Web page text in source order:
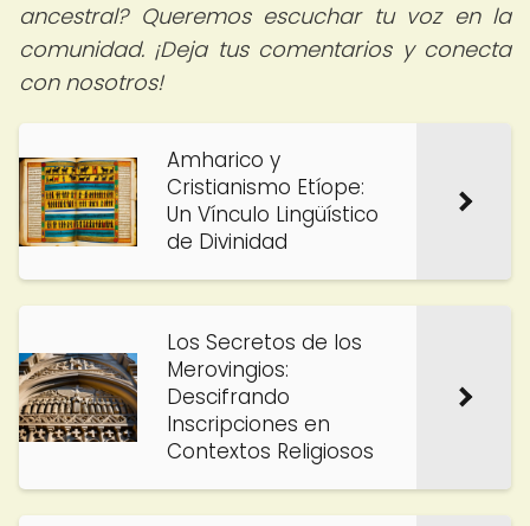
ancestral? Queremos escuchar tu voz en la
comunidad. ¡Deja tus comentarios y conecta
con nosotros!
Amharico y
Cristianismo Etíope:
Un Vínculo Lingüístico
de Divinidad
Los Secretos de los
Merovingios:
Descifrando
Inscripciones en
Contextos Religiosos